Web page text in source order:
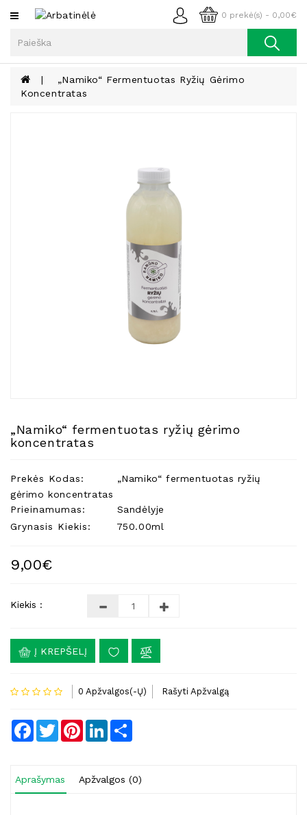
0 prekė(s) - 0,00€
Kategorijos
Kava
Kosmetika
Kūdikiams
Pirties
Reikalai
Dovanos
„Namiko“ Fermentuotas Ryžių Gėrimo
Koncentratas
„Namiko“ fermentuotas ryžių gėrimo
koncentratas
Prekės Kodas:
„Namiko“ fermentuotas ryžių
gėrimo koncentratas
Prieinamumas:
Sandėlyje
Grynasis Kiekis:
750.00ml
9,00€
Kiekis :
Į KREPŠELĮ
0 Apžvalgos(-Ų) Rašyti Apžvalgą
Facebook
TwitterPinterestLinkedIn
Aprašymas Apžvalgos (0)